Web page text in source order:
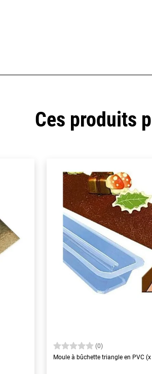
Ces produits
(0)
Moule à bûchette triangle en PVC